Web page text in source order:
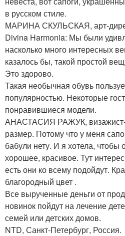
в русском стиле.
МАРИНА СКУЛЬСКАЯ, арт-
Divina Harmonia: Мы были
насколько много интересных
казалось бы, такой простой
Это здорово.
Такая необычная обувь
популярностью. Некоторые
понравившиеся модели.
АНАСТАСИЯ РАЖУК, визажист-
размер. Потому что у меня
бабули нету. И я хотела, чтобы
хорошее, красивое. Тут
есть они ко всему подойдут.
благородный цвет .
Все вырученные деньги от
новинок пойдут на лечение
семей или детских домов.
NTD, Санкт-Петербург, Россия.